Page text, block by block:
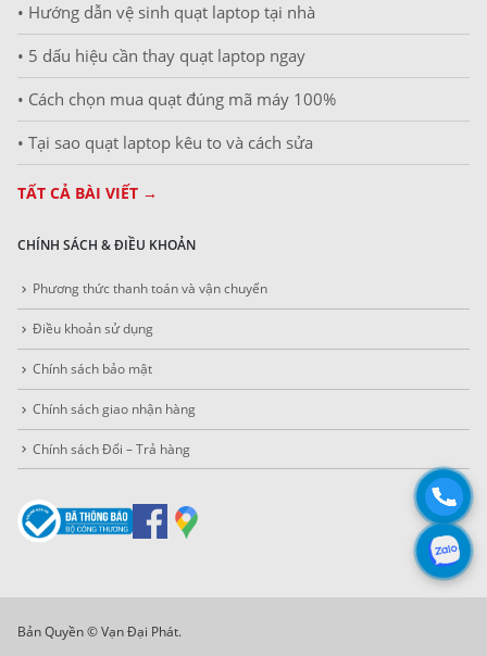
• Hướng dẫn vệ sinh quạt laptop tại nhà
• 5 dấu hiệu cần thay quạt laptop ngay
• Cách chọn mua quạt đúng mã máy 100%
• Tại sao quạt laptop kêu to và cách sửa
TẤT CẢ BÀI VIẾT →
CHÍNH SÁCH & ĐIỀU KHOẢN
Phương thức thanh toán và vận chuyển
Điều khoản sử dụng
Chính sách bảo mật
Chính sách giao nhận hàng
Chính sách Đổi – Trả hàng
Bản Quyền © Vạn Đại Phát.